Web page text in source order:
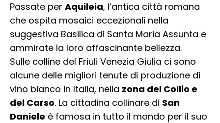
Passate per Aquileia, l’antica città romana
che ospita mosaici eccezionali nella
suggestiva Basilica di Santa Maria Assunta e
ammirate la loro affascinante bellezza.
Sulle colline del Friuli Venezia Giulia ci sono
alcune delle migliori tenute di produzione di
vino bianco in Italia, nella zona del Collio e
del Carso. La cittadina collinare di San
Daniele è famosa in tutto il mondo per il suo